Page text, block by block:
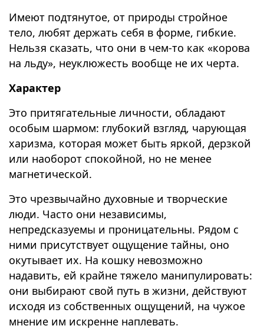
Имеют подтянутое, от природы стройное
тело, любят держать себя в форме, гибкие.
Нельзя сказать, что они в чем-то как «корова
на льду», неуклюжесть вообще не их черта.
Характер
Это притягательные личности, обладают
особым шармом: глубокий взгляд, чарующая
харизма, которая может быть яркой, дерзкой
или наоборот спокойной, но не менее
магнетической.
Это чрезвычайно духовные и творческие
люди. Часто они независимы,
непредсказуемы и проницательны. Рядом с
ними присутствует ощущение тайны, оно
окутывает их. На кошку невозможно
надавить, ей крайне тяжело манипулировать:
они выбирают свой путь в жизни, действуют
исходя из собственных ощущений, на чужое
мнение им искренне наплевать.